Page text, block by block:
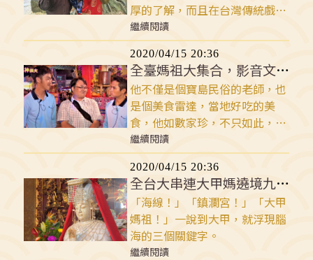
厚的了解，而且在台灣傳統戲
曲、台灣俗語歌謠、台灣民俗與
文化上面，也有很深的造詣，因
此，只要有什麼不了解的民俗問
題，問他就對了！老師會用風趣
的方式給你聽，並用流利的台語
貫穿全場，以最親切的鄉土語
言，介紹台灣的傳統文化與民俗
信仰，生動捕捉庶民文化的精
髓。而這號傳奇人物就是大名鼎
鼎的「林茂賢」。
繼續閱讀
2020/04/15 20:36
全臺媽祖大集合，影音文字雙享受
他不僅是個寶島民俗的老師，也
是個美食雷達，當地好吃的美
食，他如數家珍，不只如此，還
可以說是全台灣，甚至是全世界
的「王爺權威」，而他就是中央
研究院博士以及寶島神很大最強
老師之一的「洪瑩發」老師。
繼續閱讀
2020/04/15 20:36
全台大串連大甲媽遶境九天八夜走起來
「海線！」「鎮瀾宮！」「大甲
媽祖！」一說到大甲，就浮現腦
海的三個關鍵字。
繼續閱讀